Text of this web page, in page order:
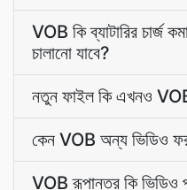
VOB কি ব্যাটারির চার্জ
চালানো যাবে?
নতুন ফাইল কি এখনও VOB
কেন VOB অন্য ভিডিও
VOB রূপান্তর কি ভিডিও